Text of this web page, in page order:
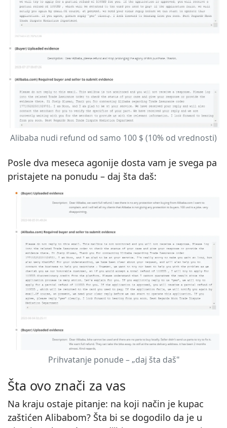
Alibaba nudi refund od samo 100 $ (10% od vrednosti)
Posle dva meseca agonije dosta vam je svega pa
pristajete na ponudu – daj šta daš:
Prihvatanje ponude – „daj šta daš"
Šta ovo znači za vas
Na kraju ostaje pitanje: na koji način je kupac
zaštićen Alibabom? Šta bi se dogodilo da je u